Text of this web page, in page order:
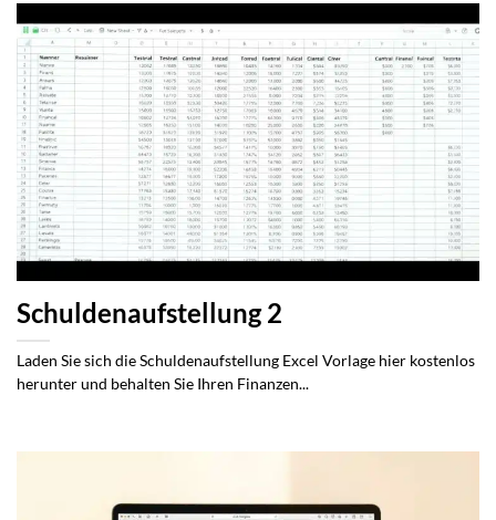
Schuldenaufstellung 2
Laden Sie sich die Schuldenaufstellung Excel Vorlage hier kostenlos
herunter und behalten Sie Ihren Finanzen...